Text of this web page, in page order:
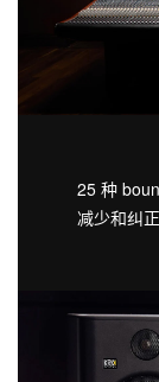
25 种
减少和纠